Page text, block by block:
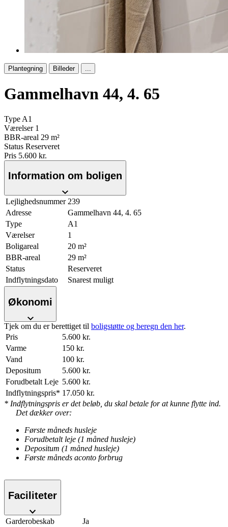
Plantegning Billeder ...
Gammelhavn 44, 4. 65
Type A1
Værelser 1
BBR-areal 29 m²
Status Reserveret
Pris 5.600 kr.
Information om boligen
Lejlighedsnummer 239
Adresse
Gammelhavn 44, 4. 65
Type
A1
Værelser
1
Boligareal
20 m²
BBR-areal
29 m²
Status
Reserveret
Indflytningsdato
Snarest muligt
Økonomi
Tjek om du er berettiget til boligstøtte og beregn den her.
Pris
5.600 kr.
Varme
150 kr.
Vand
100 kr.
Depositum
5.600 kr.
Forudbetalt Leje 5.600 kr.
Indflytningspris* 17.050 kr.
* Indflytningspris er det beløb, du skal betale for at kunne flytte ind.
Det dækker over:
Første måneds husleje
Forudbetalt leje (1 måned husleje)
Depositum (1 måned husleje)
Første måneds aconto forbrug
Faciliteter
Garderobeskab
Ja